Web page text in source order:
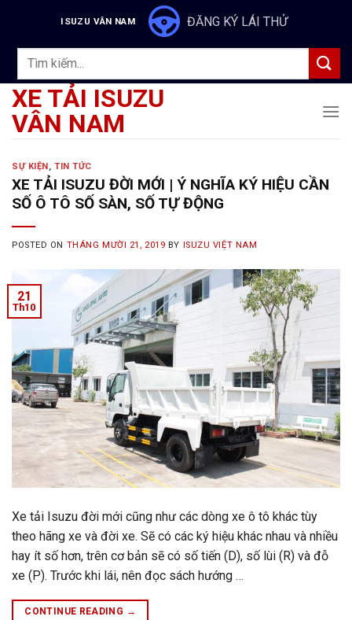
content
ISUZU VÂN NAM ĐĂNG KÝ LÁI THỬ
Tìm
XE TẢI ISUZU
VÂN NAM
SỰ KIỆN,TIN TỨC
XE TẢI ISUZU ĐỜI MỚI | Ý NGHĨA KÝ HIỆU CẦN
SỐ Ô TÔ SỐ SÀN, SỐ TỰ ĐỘNG
POSTED ON THÁNG MƯỜI 21, 2019 BY ISUZU VIỆT NAM
21
Th10
Xe tải Isuzu đời mới cũng như các dòng xe ô tô khác tùy
theo hãng xe và đời xe. Sẽ có các ký hiệu khác nhau và nhiều
hay ít số hơn, trên cơ bản sẽ có số tiến (D), số lùi (R) và đỗ
xe (P). Trước khi lái, nên đọc sách hướng …
CONTINUE READING →